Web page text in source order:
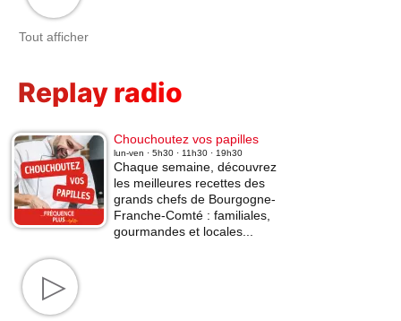
Tout afficher
Replay radio
Chouchoutez vos papilles
lun-ven · 5h30 · 11h30 · 19h30
Chaque semaine, découvrez
les meilleures recettes des
grands chefs de Bourgogne-
Franche-Comté : familiales,
gourmandes et locales...
▷